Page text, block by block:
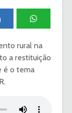
rural na
a restituição
é o tema